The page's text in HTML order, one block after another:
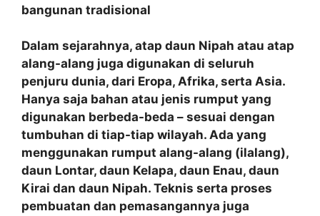
bangunan tradisional
Dalam sejarahnya, atap daun Nipah atau atap
alang-alang juga digunakan di seluruh
penjuru dunia, dari Eropa, Afrika, serta Asia.
Hanya saja bahan atau jenis rumput yang
digunakan berbeda-beda – sesuai dengan
tumbuhan di tiap-tiap wilayah. Ada yang
menggunakan rumput alang-alang (ilalang),
daun Lontar, daun Kelapa, daun Enau, daun
Kirai dan daun Nipah. Teknis serta proses
pembuatan dan pemasangannya juga